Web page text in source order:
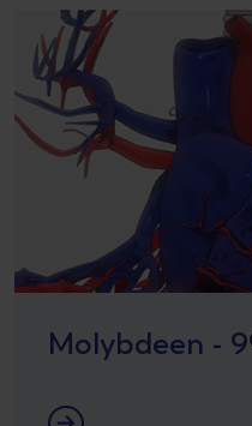
Molybdeen -